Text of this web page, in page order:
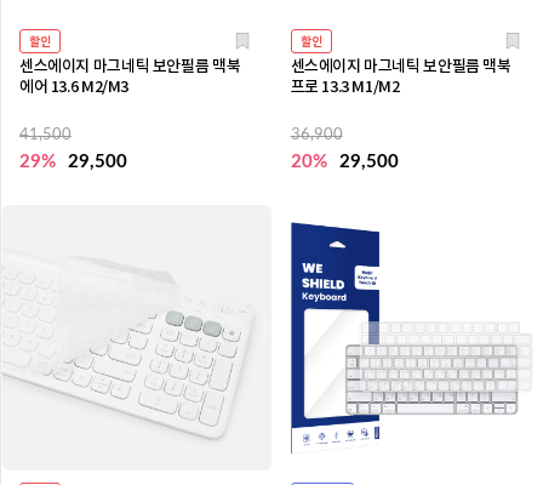
할인
센스에이지 마그네틱 보안필름 맥북
에어 13.6 M2/M3
41,500
29% 29,500
할인
센스에이지 마그네틱 보안필름 맥북
프로 13.3 M1/M2
36,900
20% 29,500